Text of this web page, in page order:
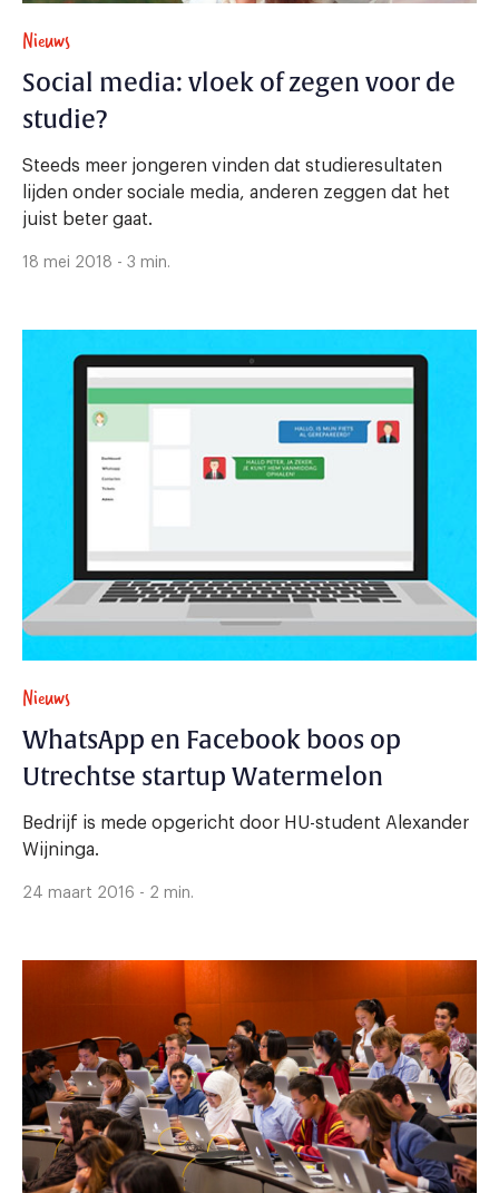
Nieuws
Social media: vloek of zegen voor de
studie?
Steeds meer jongeren vinden dat studieresultaten
lijden onder sociale media, anderen zeggen dat het
juist beter gaat.
18 mei 2018 - 3 min.
Nieuws
WhatsApp en Facebook boos op
Utrechtse startup Watermelon
Bedrijf is mede opgericht door HU-student Alexander
Wijninga.
24 maart 2016 - 2 min.